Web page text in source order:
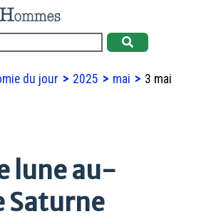
du jour 2025 mai
3 mai
lune au-
Saturne